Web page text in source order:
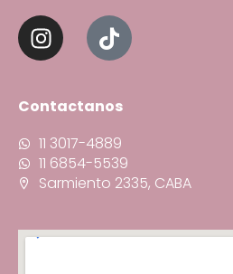
Contactanos
11 3017-4889
11 6854-5539
Sarmiento 2335, CABA